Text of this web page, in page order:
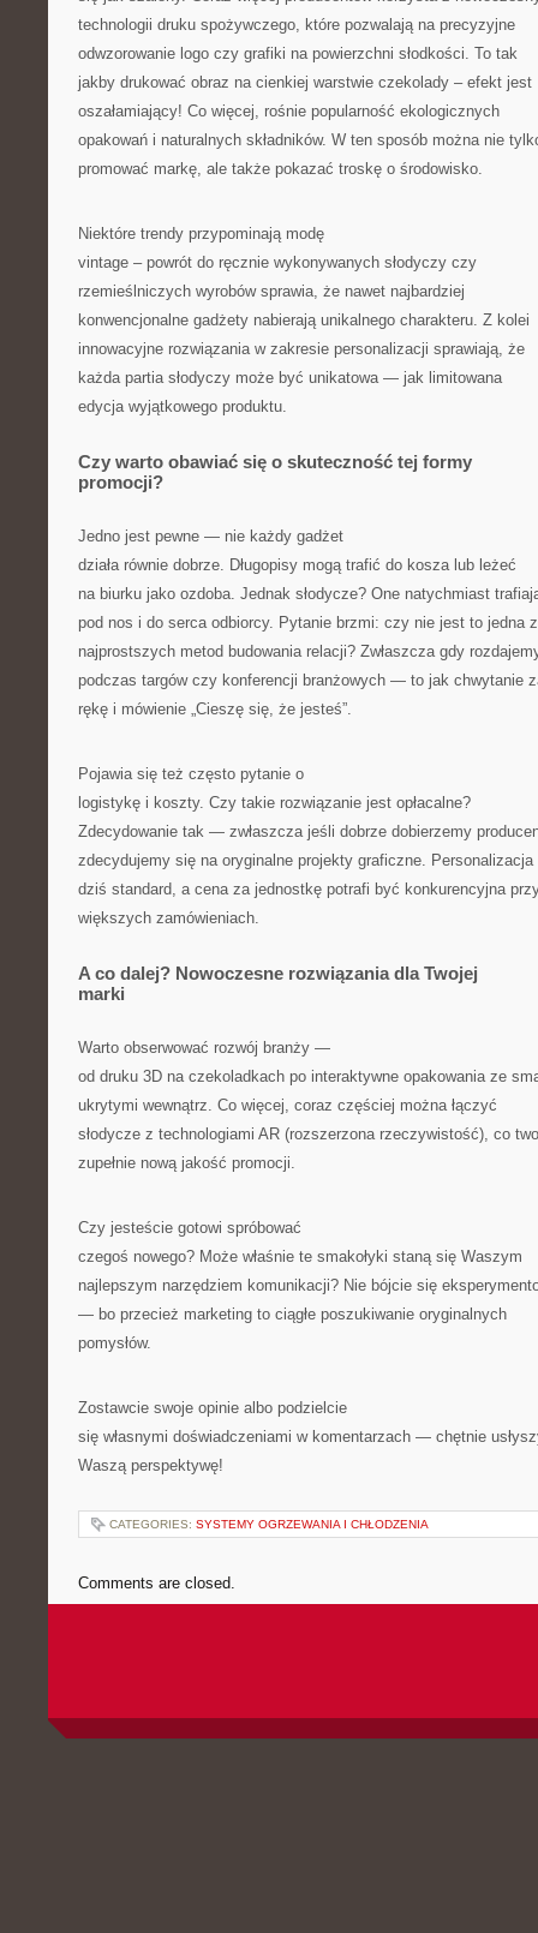
technologii druku spożywczego, które pozwalają na precyzyjne
odwzorowanie logo czy grafiki na powierzchni słodkości. To tak
jakby drukować obraz na cienkiej warstwie czekolady – efekt jest
oszałamiający! Co więcej, rośnie popularność ekologicznych
opakowań i naturalnych składników. W ten sposób można nie
promować markę, ale także pokazać troskę o środowisko.
Niektóre trendy przypominają modę
vintage – powrót do ręcznie wykonywanych słodyczy czy
rzemieślniczych wyrobów sprawia, że nawet najbardziej
konwencjonalne gadżety nabierają unikalnego charakteru. Z kolei
innowacyjne rozwiązania w zakresie personalizacji sprawiają, że
każda partia słodyczy może być unikatowa — jak limitowana
edycja wyjątkowego produktu.
Czy warto obawiać się o skuteczność tej formy
promocji?
Jedno jest pewne — nie każdy gadżet
działa równie dobrze. Długopisy mogą trafić do kosza lub leżeć
na biurku jako ozdoba. Jednak słodycze? One natychmiast
pod nos i do serca odbiorcy. Pytanie brzmi: czy nie jest to jedna z
najprostszych metod budowania relacji? Zwłaszcza gdy
podczas targów czy konferencji branżowych — to jak chwytanie
rękę i mówienie „Cieszę się, że jesteś”.
Pojawia się też często pytanie o
logistykę i koszty. Czy takie rozwiązanie jest opłacalne?
Zdecydowanie tak — zwłaszcza jeśli dobrze dobierzemy
zdecydujemy się na oryginalne projekty graficzne. Personalizacja
dziś standard, a cena za jednostkę potrafi być konkurencyjna
większych zamówieniach.
A co dalej? Nowoczesne rozwiązania dla Twojej
marki
Warto obserwować rozwój branży —
od druku 3D na czekoladkach po interaktywne opakowania ze
ukrytymi wewnątrz. Co więcej, coraz częściej można łączyć
słodycze z technologiami AR (rozszerzona rzeczywistość), co
zupełnie nową jakość promocji.
Czy jesteście gotowi spróbować
czegoś nowego? Może właśnie te smakołyki staną się Waszym
najlepszym narzędziem komunikacji? Nie bójcie się
— bo przecież marketing to ciągłe poszukiwanie oryginalnych
pomysłów.
Zostawcie swoje opinie albo podzielcie
się własnymi doświadczeniami w komentarzach — chętnie
Waszą perspektywę!
CATEGORIES: SYSTEMY OGRZEWANIA I CHŁODZENIA
Comments are closed.